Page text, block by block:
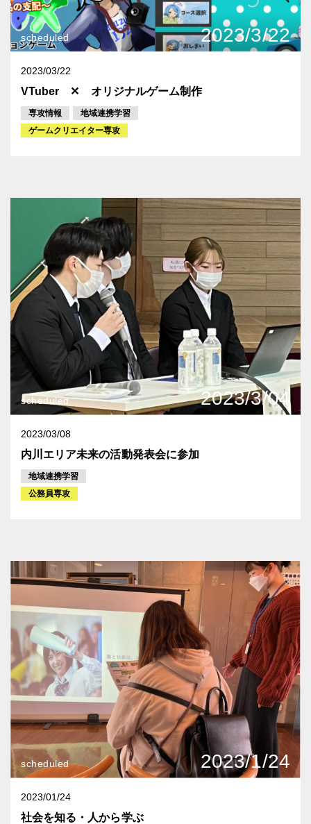
scheduled 2023/3/22
2023/03/22
VTuber ✕ オリジナルゲーム制作
専攻情報
地域連携学習
ゲームクリエイター専攻
scheduled 2023/3/04
2023/03/08
内川エリア未来の活動発表会に参加
地域連携学習
公務員専攻
scheduled 2023/1/24
2023/01/24
社会を知る・人から学ぶ